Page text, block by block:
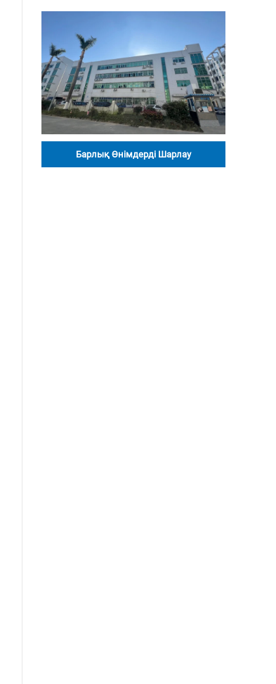
Барлық Өнімдерді Шарлау